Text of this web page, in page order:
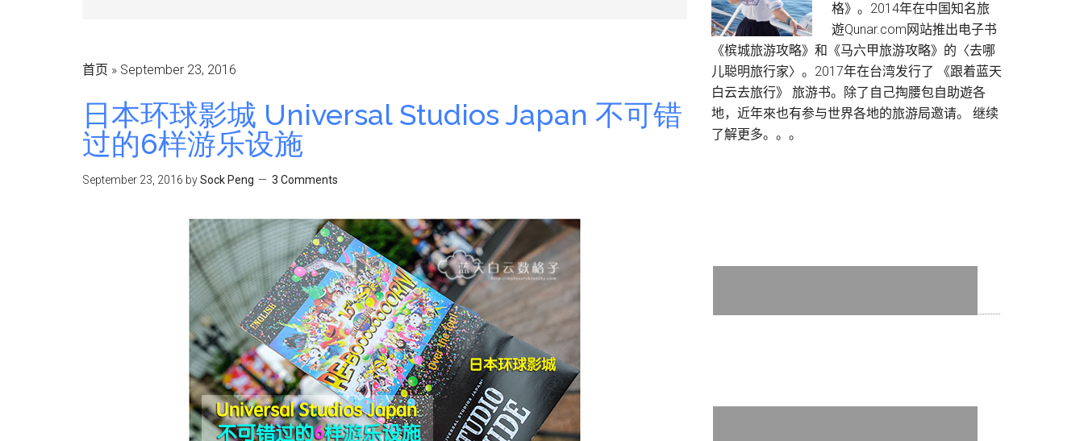
首页 » September 23, 2016
日本环球影城 Universal Studios Japan 不可错
过的6样游乐设施
September 23, 2016 bySock Peng 3 Comments
格》。2014年在中国知名旅
遊Qunar.com网站推出电子书
《槟城旅游攻略》和《马六甲旅游攻略》的〈去哪
儿聪明旅行家〉。2017年在台湾发行了 《跟着蓝天
白云去旅行》 旅游书。除了自己掏腰包自助遊各
地，近年來也有参与世界各地的旅游局邀请。 继续
了解更多。。。